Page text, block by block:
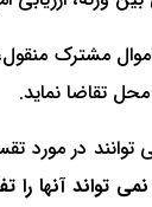
مشترک
تقاضا نماید.
در مورد
نمی تواند